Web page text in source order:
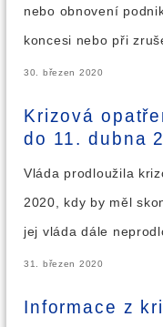
nebo obnovení
koncesi nebo při
30. březen 2020
Krizová
do 11. dubna
Vláda prodloužila
2020, kdy by měl
jej vláda dále
31. březen 2020
Informace z